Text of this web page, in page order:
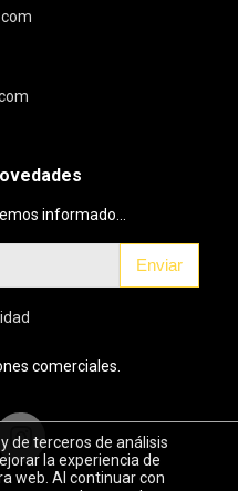
informado...
Enviar
comerciales.
de terceros de análisis
la experiencia de
web. Al continuar con